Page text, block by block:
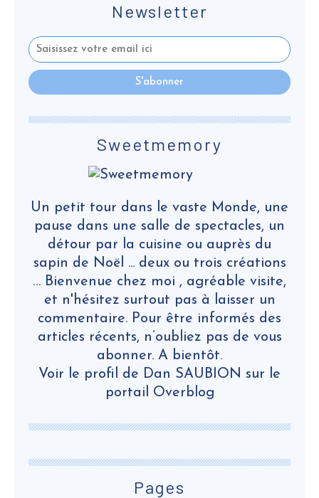
Newsletter
Pages
Sweetmemory
Un petit tour dans le vaste Monde, une
pause dans une salle de spectacles, un
détour par la cuisine ou auprès du
sapin de Noël ... deux ou trois créations
… Bienvenue chez moi , agréable visite,
et n'hésitez surtout pas à laisser un
commentaire. Pour être informés des
articles récents, n’oubliez pas de vous
abonner. A bientôt.
Voir le profil de Dan SAUBION sur le
portail Overblog